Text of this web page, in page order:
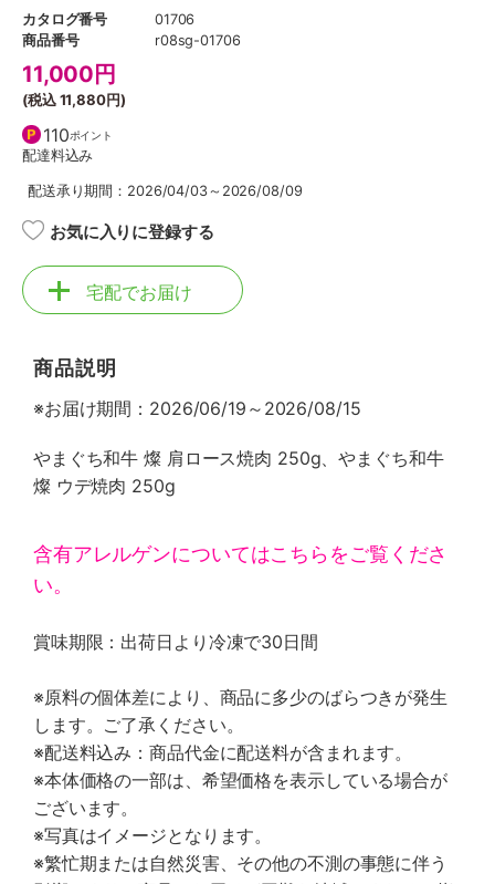
カタログ番号
01706
商品番号
r08sg-01706
11,000 円
(税込11,880円)
110ポイント
配達料込み
配送承り期間：2026/04/03～2026/08/09
お気に入りに登録する
宅配でお届け
商品説明
※お届け期間：2026/06/19～2026/08/15
やまぐち和牛 燦 肩ロース焼肉 250g、やまぐち和牛
燦 ウデ焼肉 250g
含有アレルゲンについてはこちらをご覧くださ
い。
賞味期限：出荷日より冷凍で30日間
※原料の個体差により、商品に多少のばらつきが発生
します。ご了承ください。
※配送料込み：商品代金に配送料が含まれます。
※本体価格の一部は、希望価格を表示している場合が
ございます。
※写真はイメージとなります。
※繁忙期または自然災害、その他の不測の事態に伴う